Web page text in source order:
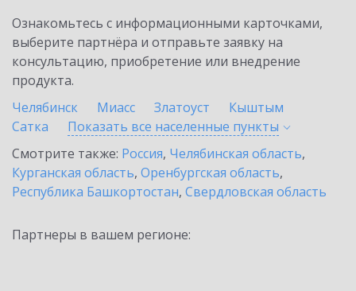
Ознакомьтесь с информационными карточками,
выберите партнёра и отправьте заявку на
консультацию, приобретение или внедрение
продукта.
Челябинск
Миасс Златоуст
Кыштым
Сатка
Показать все населенные пункты
Смотрите также: Россия, Челябинская область,
Курганская область, Оренбургская область,
Республика Башкортостан, Свердловская область
Партнеры в вашем регионе: